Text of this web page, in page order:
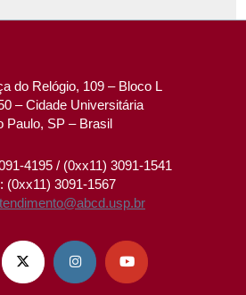
do Relógio, 109 – Bloco L
– Cidade Universitária
Paulo, SP – Brasil
4195 / (0xx11) 3091-1541
(0xx11) 3091-1567
  